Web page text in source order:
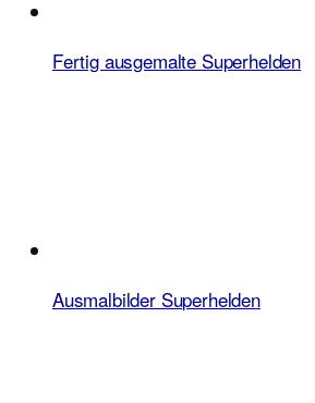
Fertig ausgemalte Superhelden
Ausmalbilder Superhelden